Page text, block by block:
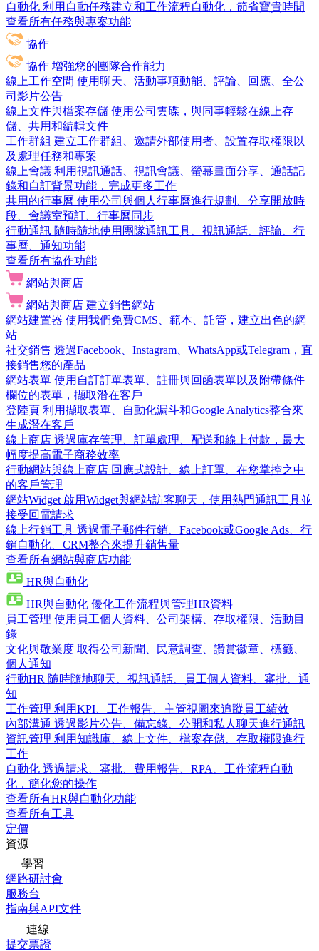
自動化 利用自動任務建立和工作流程自動化，節省寶貴時間
查看所有任務與專案功能
協作
協作 增強您的團隊合作能力
線上工作空間 使用聊天、活動事項動能、評論、回應、全公
司影片公告
線上文件與檔案存儲 使用公司雲碟，與同事輕鬆在線上存
儲、共用和編輯文件
工作群組 建立工作群組、邀請外部使用者、設置存取權限以
及處理任務和專案
線上會議 利用視訊通話、視訊會議、螢幕畫面分享、通話記
錄和自訂背景功能，完成更多工作
共用的行事曆 使用公司與個人行事曆進行規劃、分享開放時
段、會議室預訂、行事曆同步
行動通訊 隨時隨地使用團隊通訊工具、視訊通話、評論、行
事曆、通知功能
查看所有協作功能
網站與商店
網站與商店 建立銷售網站
網站建置器 使用我們免費CMS、範本、託管，建立出色的網
站
社交銷售 透過Facebook、Instagram、WhatsApp或Telegram，直
接銷售您的產品
網站表單 使用自訂訂單表單、註冊與回函表單以及附帶條件
欄位的表單，擷取潛在客戶
登陸頁 利用擷取表單、自動化漏斗和Google Analytics整合來
生成潛在客戶
線上商店 透過庫存管理、訂單處理、配送和線上付款，最大
幅度提高電子商務效率
行動網站與線上商店 回應式設計、線上訂單、在您掌控之中
的客戶管理
網站Widget 啟用Widget與網站訪客聊天，使用熱門通訊工具並
接受回電請求
線上行銷工具 透過電子郵件行銷、Facebook或Google Ads、行
銷自動化、CRM整合來提升銷售量
查看所有網站與商店功能
HR與自動化
HR與自動化 優化工作流程與管理HR資料
員工管理 使用員工個人資料、公司架構、存取權限、活動目
錄
文化與敬業度 取得公司新聞、民意調查、讚賞徽章、標籤、
個人通知
行動HR 隨時隨地聊天、視訊通話、員工個人資料、審批、通
知
工作管理 利用KPI、工作報告、主管視圖來追蹤員工績效
內部溝通 透過影片公告、備忘錄、公開和私人聊天進行通訊
資訊管理 利用知識庫、線上文件、檔案存儲、存取權限進行
工作
自動化 透過請求、審批、費用報告、RPA、工作流程自動
化，簡化您的操作
查看所有HR與自動化功能
查看所有工具
定價
資源
學習
網路研討會
服務台
指南與API文件
連線
提交票證